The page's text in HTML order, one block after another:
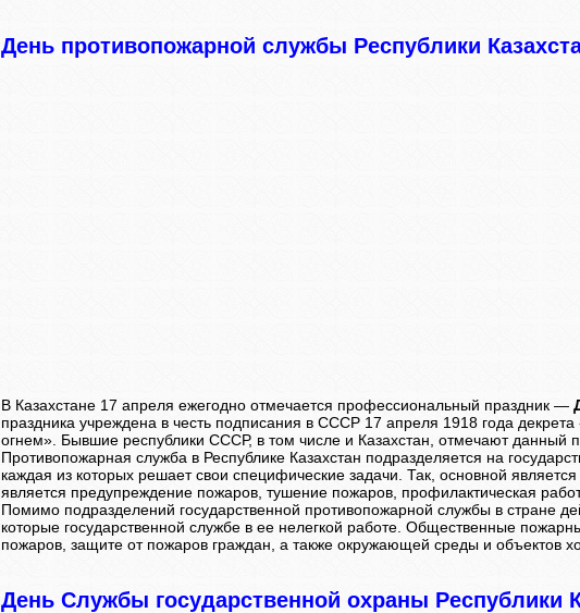
День противопожарной службы Республики
В Казахстане 17 апреля ежегодно отмечается профессиональный праздник —
праздника учреждена в честь подписания в СССР 17 апреля 1918 года
огнем». Бывшие республики СССР, в том числе и Казахстан, отмечают данный
Противопожарная служба в Республике Казахстан подразделяется на
каждая из которых решает свои специфические задачи. Так, основной
является предупреждение пожаров, тушение пожаров, профилактическая
Помимо подразделений государственной противопожарной службы в стране
которые государственной службе в ее нелегкой работе. Общественные
пожаров, защите от пожаров граждан, а также окружающей среды и объектов
День Службы государственной охраны Республики